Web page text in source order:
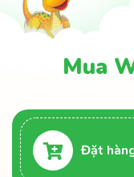
Mua
Đặt